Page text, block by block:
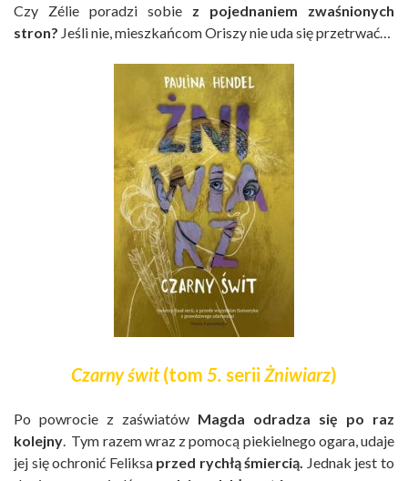
Czy Zélie poradzi sobie z pojednaniem zwaśnionych
stron? Jeśli nie, mieszkańcom Oriszy nie uda się przetrwać…
Czarny świt(tom 5. serii Żniwiarz)
Po powrocie z zaświatów Magda odradza się po raz
kolejny. Tym razem wraz z pomocą piekielnego ogara, udaje
jej się ochronić Feliksa przed rychłą śmiercią. Jednak jest to